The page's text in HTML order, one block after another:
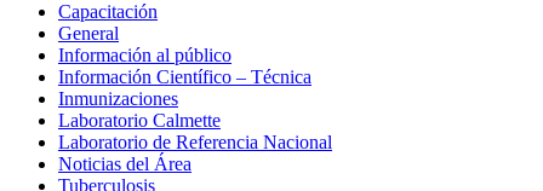
Capacitación
General
Información al público
Información Científico – Técnica
Inmunizaciones
Laboratorio Calmette
Laboratorio de Referencia Nacional
Noticias del Área
Tuberculosis